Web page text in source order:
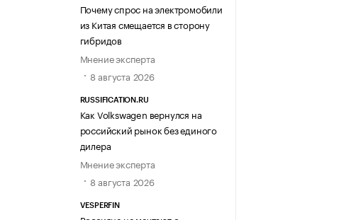
Почему спрос на электромобили
из Китая смещается в сторону
гибридов
Мнение эксперта
8 августа 2026
RUSSIFICATION.RU
Как Volkswagen вернулся на
российский рынок без единого
дилера
Мнение эксперта
8 августа 2026
VESPERFIN